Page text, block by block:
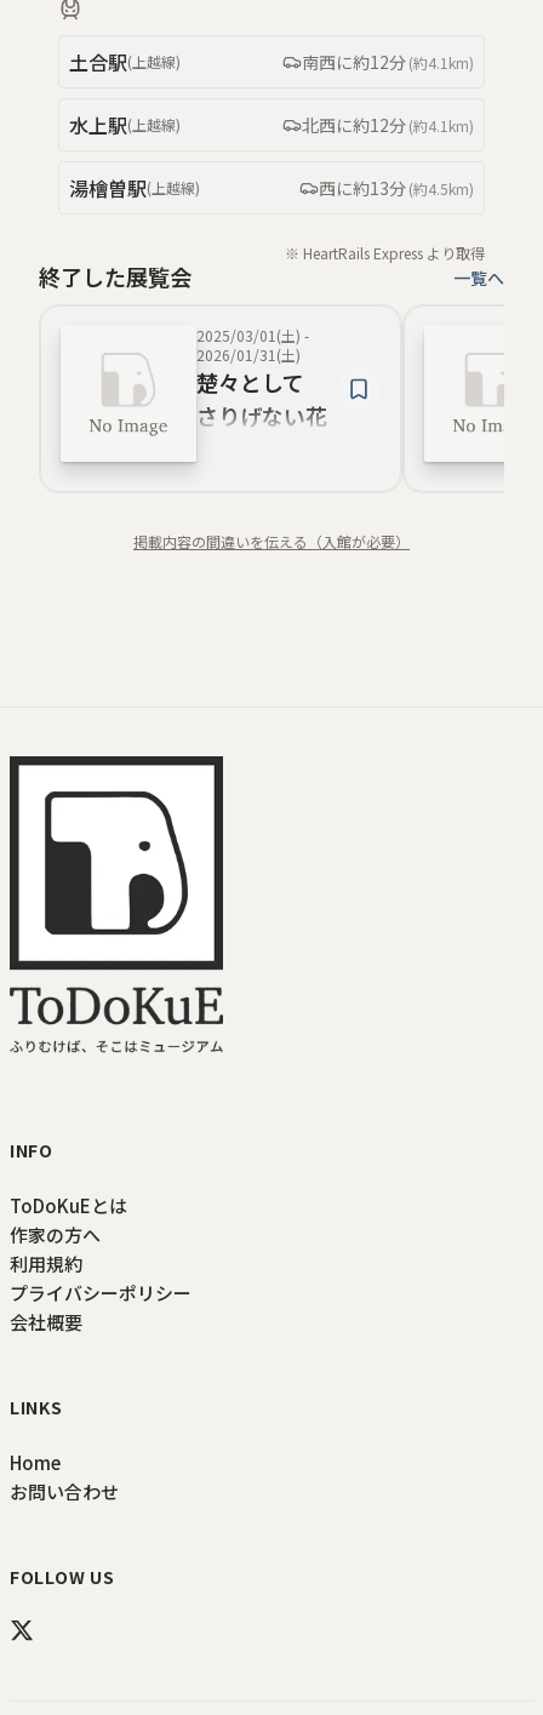
土合駅( 上越線) 南西に約12分(約4.1km)
水上駅( 上越線) 北西に約12分(約4.1km)
湯檜曽駅( 上越線) 西に約13分(約4.5km)
※ HeartRails Express より取得
終了した展覧会 一覧へ
2025/03/01(土) -
2026/01/31(土)
楚々として
さりげない花
掲載内容の間違いを伝える（入館が必要）
INFO
ToDoKuEとは
作家の方へ
利用規約
プライバシーポリシー
会社概要
LINKS
Home
お問い合わせ
FOLLOW US